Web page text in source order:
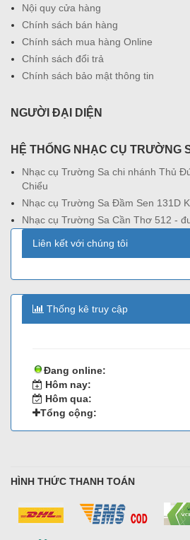
Nội quy cửa hàng
Chính sách bán hàng
Chính sách mua hàng Online
Chính sách đổi trả
Chính sách bảo mật thông tin
NGƯỜI ĐẠI DIỆN
HỆ THỐNG NHẠC CỤ TRƯỜNG
Nhạc cụ Trường Sa chi nhánh Thủ
Chiểu
Nhạc cụ Trường Sa Đầm Sen 131D
Nhạc cụ Trường Sa Cần Thơ 512 -
Liên kết với chúng tôi
Thống kê truy cập
Đang online:
Hôm nay:
Hôm qua:
Tổng cộng:
HÌNH THỨC THANH TOÁN